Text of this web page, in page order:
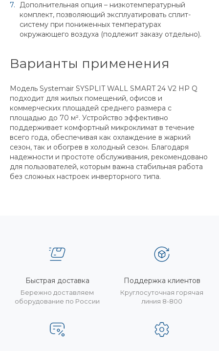
Дополнительная опция – низкотемпературный
комплект, позволяющий эксплуатировать сплит-
систему при пониженных температурах
окружающего воздуха (подлежит заказу отдельно).
Варианты применения
Модель Systemair SYSPLIT WALL SMART 24 V2 HP Q
подходит для жилых помещений, офисов и
коммерческих площадей среднего размера с
площадью до 70 м². Устройство эффективно
поддерживает комфортный микроклимат в течение
всего года, обеспечивая как охлаждение в жаркий
сезон, так и обогрев в холодный сезон. Благодаря
надежности и простоте обслуживания, рекомендовано
для пользователей, которым важна стабильная работа
без сложных настроек инверторного типа.
Быстрая доставка
Бережно доставляем
оборудование по России
Поддержка клиентов
Круглосуточная горячая
линия 8-800